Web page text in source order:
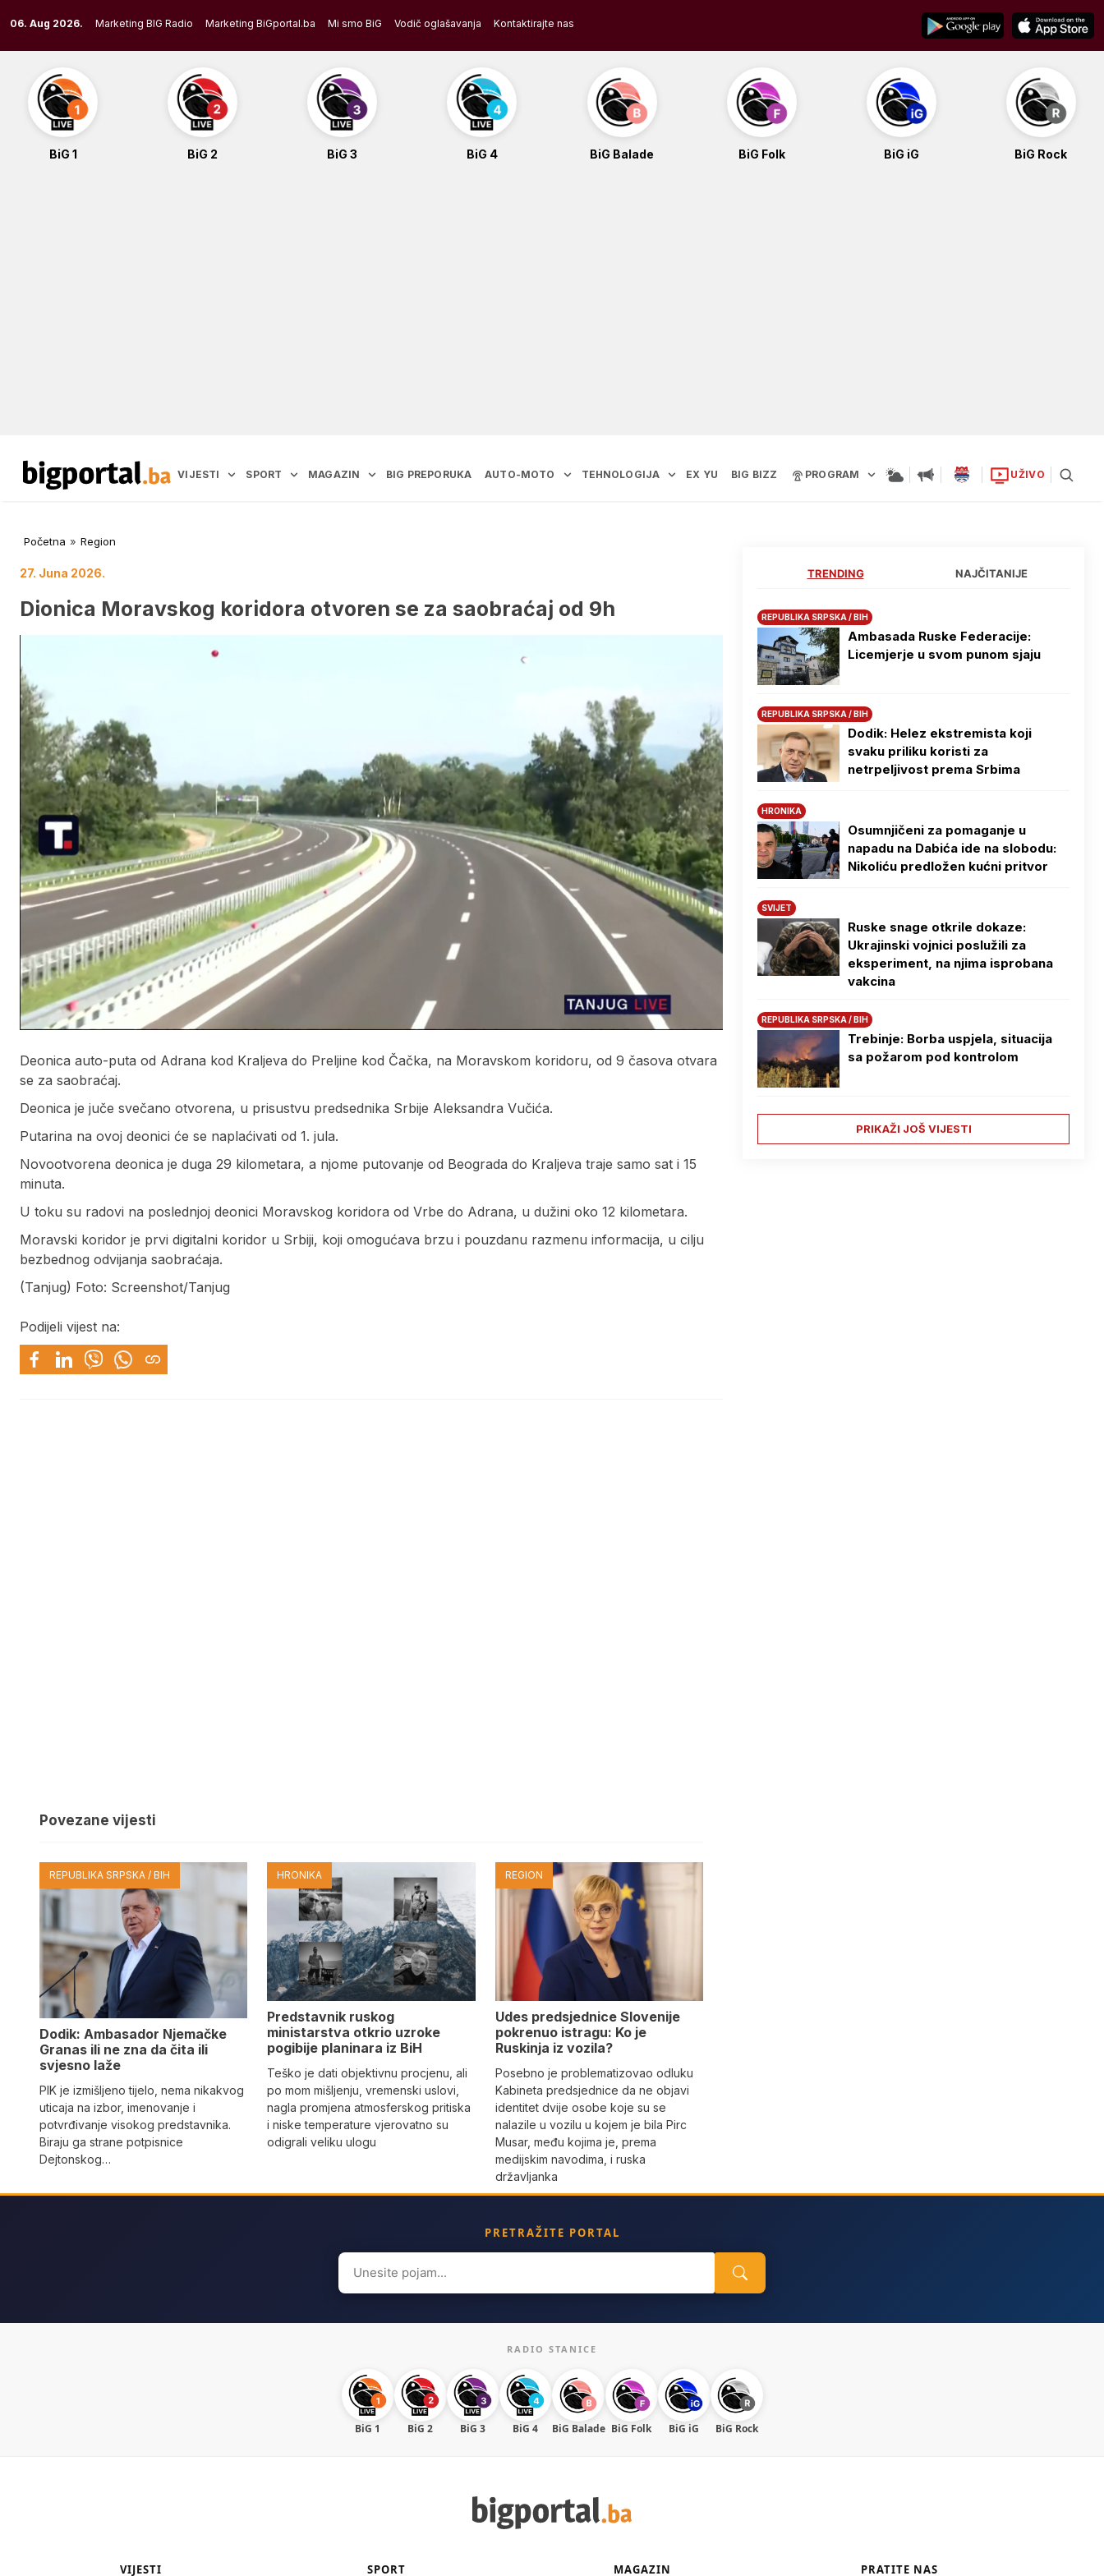
to
content
06. Aug 2026. Marketing BIG Radio Marketing BiGportal.ba Mi smo BiG Vodič oglašavanja Kontaktirajte nas
BiG 1 BiG 2 BiG 3 BiG 4 BiG Balade BiG Folk BiG iG BiG Rock
VIJESTI SPORT MAGAZIN BIG PREPORUKA AUTO-MOTO TEHNOLOGIJA EX YU BIG BIZZ PROGRAM UŽIVO
Početna » Region
27. Juna 2026.
Dionica Moravskog koridora otvoren se za saobraćaj od 9h
Deonica auto-puta od Adrana kod Kraljeva do Preljine kod Čačka, na Moravskom koridoru, od 9 časova otvara
se za saobraćaj.
Deonica je juče svečano otvorena, u prisustvu predsednika Srbije Aleksandra Vučića.
Putarina na ovoj deonici će se naplaćivati od 1. jula.
Novootvorena deonica je duga 29 kilometara, a njome putovanje od Beograda do Kraljeva traje samo sat i 15
minuta.
U toku su radovi na poslednjoj deonici Moravskog koridora od Vrbe do Adrana, u dužini oko 12 kilometara.
Moravski koridor je prvi digitalni koridor u Srbiji, koji omogućava brzu i pouzdanu razmenu informacija, u cilju
bezbednog odvijanja saobraćaja.
(Tanjug) Foto: Screenshot/Tanjug
Podijeli vijest na:
Povezane vijesti
REPUBLIKA SRPSKA / BIH
Dodik: Ambasador Njemačke
Granas ili ne zna da čita ili
svjesno laže
PIK je izmišljeno tijelo, nema nikakvog
uticaja na izbor, imenovanje i
potvrđivanje visokog predstavnika.
Biraju ga strane potpisnice
Dejtonskog…
HRONIKA
Predstavnik ruskog
ministarstva otkrio uzroke
pogibije planinara iz BiH
Teško je dati objektivnu procjenu, ali
po mom mišljenju, vremenski uslovi,
nagla promjena atmosferskog pritiska
i niske temperature vjerovatno su
odigrali veliku ulogu
REGION
Udes predsjednice Slovenije
pokrenuo istragu: Ko je
Ruskinja iz vozila?
Posebno je problematizovao odluku
Kabineta predsjednice da ne objavi
identitet dvije osobe koje su se
nalazile u vozilu u kojem je bila Pirc
Musar, među kojima je, prema
medijskim navodima, i ruska
državljanka
TRENDING NAJČITANIJE
REPUBLIKA SRPSKA / BIH
Ambasada Ruske Federacije:
Licemjerje u svom punom sjaju
REPUBLIKA SRPSKA / BIH
Dodik: Helez ekstremista koji
svaku priliku koristi za
netrpeljivost prema Srbima
HRONIKA
Osumnjičeni za pomaganje u
napadu na Dabića ide na slobodu:
Nikoliću predložen kućni pritvor
SVIJET
Ruske snage otkrile dokaze:
Ukrajinski vojnici poslužili za
eksperiment, na njima isprobana
vakcina
REPUBLIKA SRPSKA / BIH
Trebinje: Borba uspjela, situacija
sa požarom pod kontrolom
PRIKAŽI JOŠ VIJESTI
PRETRAŽITE PORTAL
Search
for:
RADIO STANICE
BiG 1 BiG 2 BiG 3 BiG 4 BiG Balade BiG Folk BiG iG BiG Rock
VIJESTI SPORT MAGAZIN PRATITE NAS